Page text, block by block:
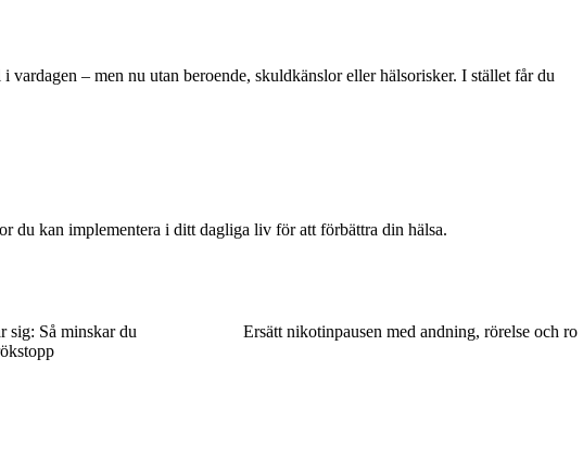
– men nu utan beroende, skuldkänslor eller hälsorisker. I stället får du
du kan implementera i ditt dagliga liv för att förbättra din hälsa.
sig: Så minskar du
Ersätt nikotinpausen med andning, rörelse och ro